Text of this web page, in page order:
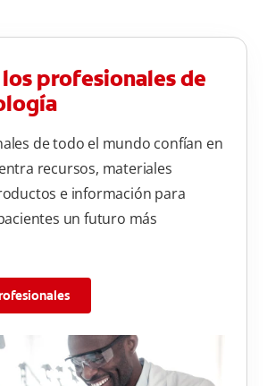
la parte superior e inferior. No se
para quitar el mal olor causado
profesionales de
de todo el mundo confían en
recursos, materiales
e información para
un futuro más